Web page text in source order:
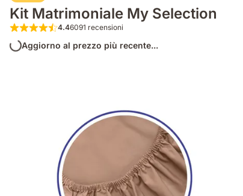
Kit Matrimoniale My Selection
4.4 su 5 stelle 6091 recensioni
4.46091 recensioni
Aggiorno al prezzo più recente...